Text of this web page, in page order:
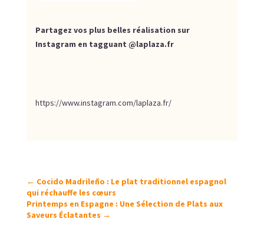
Partagez vos plus belles réalisation sur
Instagram en tagguant @laplaza.fr
https://www.instagram.com/laplaza.fr/
← Cocido Madrileño : Le plat traditionnel espagnol
qui réchauffe les cœurs
Printemps en Espagne : Une Sélection de Plats aux
Saveurs Éclatantes →